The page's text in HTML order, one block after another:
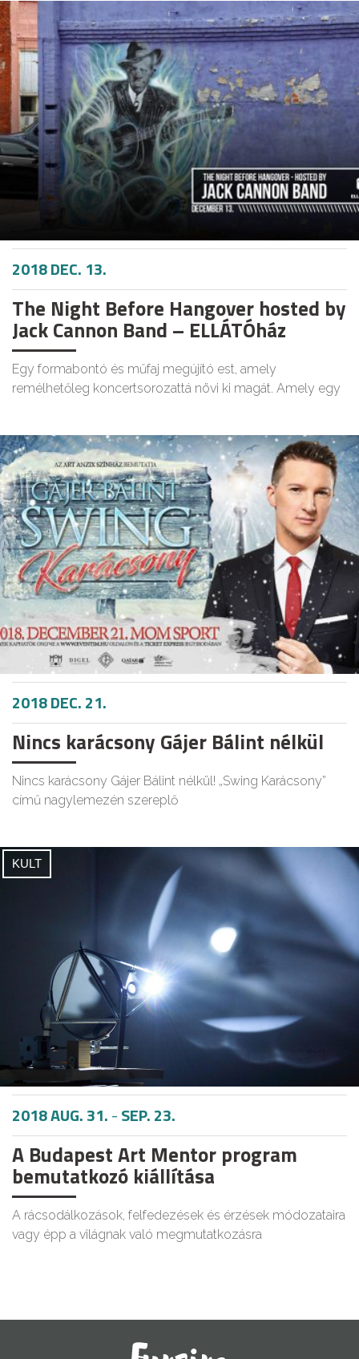
2018 DEC. 13.
The Night Before Hangover hosted by
Jack Cannon Band – ELLÁTÓház
Egy formabontó és műfaj megújító est, amely
remélhetőleg koncertsorozattá növi ki magát. Amely egy
2018 DEC. 21.
Nincs karácsony Gájer Bálint nélkül
Nincs karácsony Gájer Bálint nélkül! „Swing Karácsony”
című nagylemezén szereplő
KULT
2018 AUG. 31.-SEP. 23.
A Budapest Art Mentor program
bemutatkozó kiállítása
A rácsodálkozások, felfedezések és érzések módozataira
vagy épp a világnak való megmutatkozásra